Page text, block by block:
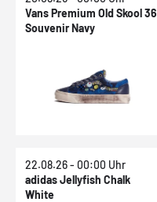
Vans Premium Old Skool 36
Souvenir Navy
22.08.26 - 00:00 Uhr
adidas Jellyfish Chalk
White